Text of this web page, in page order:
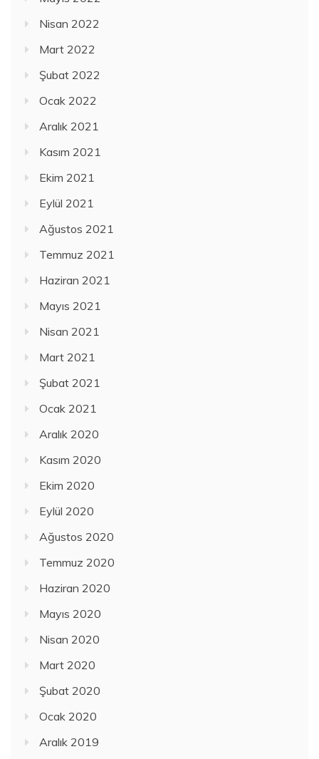
Nisan 2022
Mart 2022
Şubat 2022
Ocak 2022
Aralık 2021
Kasım 2021
Ekim 2021
Eylül 2021
Ağustos 2021
Temmuz 2021
Haziran 2021
Mayıs 2021
Nisan 2021
Mart 2021
Şubat 2021
Ocak 2021
Aralık 2020
Kasım 2020
Ekim 2020
Eylül 2020
Ağustos 2020
Temmuz 2020
Haziran 2020
Mayıs 2020
Nisan 2020
Mart 2020
Şubat 2020
Ocak 2020
Aralık 2019